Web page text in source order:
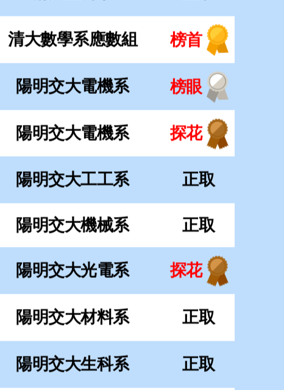
陽明交大工工系 正取
陽明交大機械系 正取
陽明交大光電系 探花
陽明交大材料系 正取
陽明交大生科系 正取
陽明交大資財系財金組 榜首
陽明交大土木系 榜首
陽明交大土木系 正取